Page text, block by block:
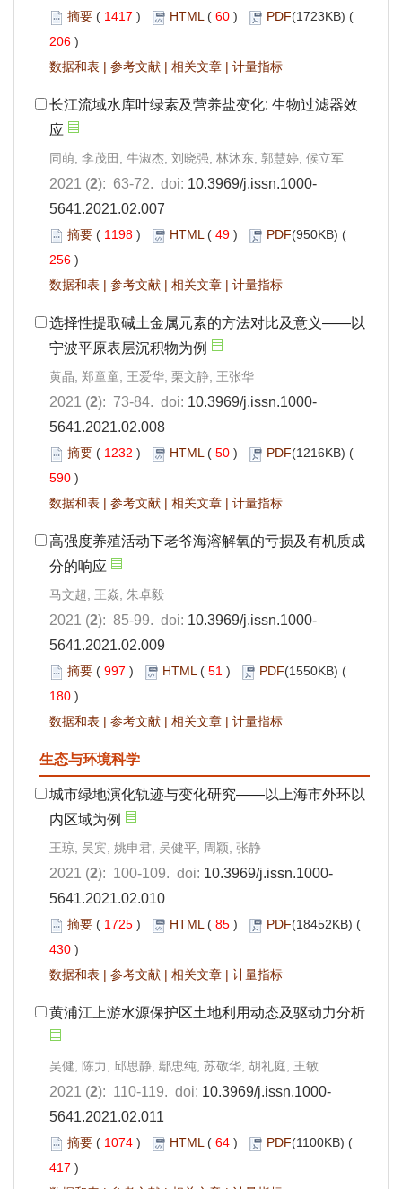
摘要 ( 1417 ) HTML( 60 ) PDF(1723KB) (
206 )
数据和表 | 参考文献 | 相关文章 | 计量指标
长江流域水库叶绿素及营养盐变化: 生物过滤器效
应
同萌, 李茂田, 牛淑杰, 刘晓强, 林沐东, 郭慧婷, 候立军
2021 (2): 63-72. doi: 10.3969/j.issn.1000-
5641.2021.02.007
摘要 ( 1198 ) HTML( 49 ) PDF(950KB) (
256 )
数据和表 | 参考文献 | 相关文章 | 计量指标
选择性提取碱土金属元素的方法对比及意义——以
宁波平原表层沉积物为例
黄晶, 郑童童, 王爱华, 栗文静, 王张华
2021 (2): 73-84. doi: 10.3969/j.issn.1000-
5641.2021.02.008
摘要 ( 1232 ) HTML( 50 ) PDF(1216KB) (
590 )
数据和表 | 参考文献 | 相关文章 | 计量指标
高强度养殖活动下老爷海溶解氧的亏损及有机质成
分的响应
马文超, 王焱, 朱卓毅
2021 (2): 85-99. doi: 10.3969/j.issn.1000-
5641.2021.02.009
摘要 ( 997 ) HTML( 51 ) PDF(1550KB) (
180 )
数据和表 | 参考文献 | 相关文章 | 计量指标
生态与环境科学
城市绿地演化轨迹与变化研究——以上海市外环以
内区域为例
王琼, 吴宾, 姚申君, 吴健平, 周颖, 张静
2021 (2): 100-109. doi: 10.3969/j.issn.1000-
5641.2021.02.010
摘要 ( 1725 ) HTML( 85 ) PDF(18452KB) (
430 )
数据和表 | 参考文献 | 相关文章 | 计量指标
黄浦江上游水源保护区土地利用动态及驱动力分析
吴健, 陈力, 邱思静, 鄢忠纯, 苏敬华, 胡礼庭, 王敏
2021 (2): 110-119. doi: 10.3969/j.issn.1000-
5641.2021.02.011
摘要 ( 1074 ) HTML( 64 ) PDF(1100KB) (
417 )